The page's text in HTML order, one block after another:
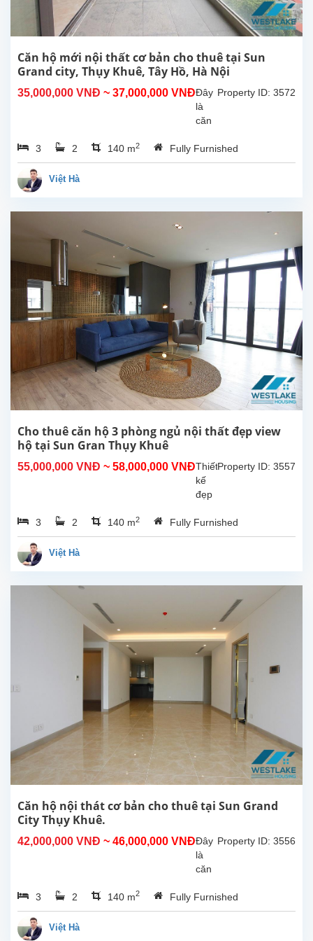
thất
chất
và
thiết
tuyệt
vời,...
Căn hộ mới nội thất cơ bản cho thuê tại Sun
Grand city, Thụy Khuê, Tây Hồ, Hà Nội
35,000,000 VNĐ ~ 37,000,000 VNĐ Property ID: 3572
Đây
là
căn
mới
cho
Thụy
Khuê,
Hà
Nội.
Căn
hộ
có
thiết
kế
đẹp
với 3
phòng
2
có tủ
tắm
đứng,...
3 2 140 m2 Fully Furnished
Việt Hà
Cho thuê căn hộ 3 phòng ngủ nội thất đẹp view
hộ tại Sun Gran Thụy Khuê
55,000,000 VNĐ ~ 58,000,000 VNĐ Property ID: 3557
Thiết
kế
đẹp
02
phòng
Grand
City
Thụy
Hồ.
có
diện
tích
140m2,
có
thất
và
trang
3 2 140 m2 Fully Furnished
Việt Hà
Căn hộ nội thát cơ bản cho thuê tại Sun Grand
City Thụy Khuê.
42,000,000 VNĐ ~ 46,000,000 VNĐ Property ID: 3556
Đây
là
căn
đẹp
ở
3 2 140 m2 Fully Furnished
Việt Hà